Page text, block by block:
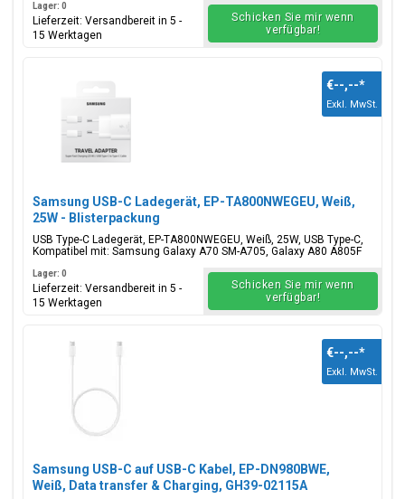
Lager: 0
Lieferzeit: Versandbereit in 5 -
15 Werktagen
Schicken Sie mir wenn
verfügbar!
Samsung USB-C Ladegerät, EP-TA800NWEGEU, Weiß,
25W - Blisterpackung
USB Type-C Ladegerät, EP-TA800NWEGEU, Weiß, 25W, USB Type-C,
Kompatibel mit: Samsung Galaxy A70 SM-A705, Galaxy A80 A805F
€--,--*
Exkl. MwSt.
Lager: 0
Lieferzeit: Versandbereit in 5 -
15 Werktagen
Schicken Sie mir wenn
verfügbar!
Samsung USB-C auf USB-C Kabel, EP-DN980BWE,
Weiß, Data transfer & Charging, GH39-02115A
€--,--*
Exkl. MwSt.